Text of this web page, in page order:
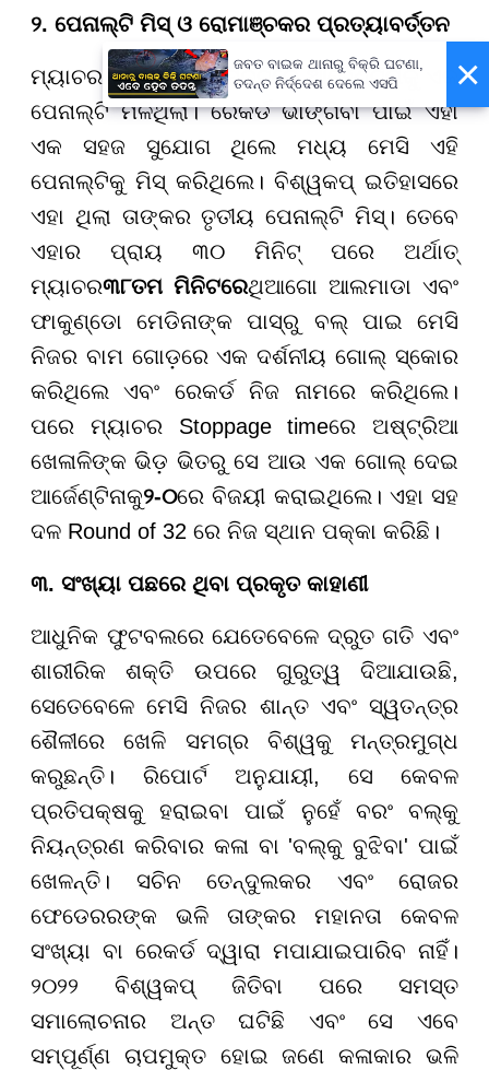
୨. ପେନାଲ୍ଟି ମିସ୍ ଓ ରୋମାଞ୍ଚକର ପ୍ରତ୍ୟାବର୍ତ୍ତନ
ମ୍ୟାଚର ମାତ୍ର ଷଷ୍ଠ ମିନିଟରେ ଆର୍ଜେଣ୍ଟିନାକୁ ଏକ
ପେନାଲ୍ଟି ମିଳିଥିଲା। ରେକର୍ଡ ଭାଙ୍ଗିବା ପାଇଁ ଏହା
ଏକ ସହଜ ସୁଯୋଗ ଥିଲେ ମଧ୍ୟ ମେସି ଏହି
ପେନାଲ୍ଟିକୁ ମିସ୍ କରିଥିଲେ। ବିଶ୍ୱକପ୍ ଇତିହାସରେ
ଏହା ଥିଲା ତାଙ୍କର ତୃତୀୟ ପେନାଲ୍ଟି ମିସ୍। ତେବେ
ଏହାର ପ୍ରାୟ ୩୦ ମିନିଟ୍ ପରେ ଅର୍ଥାତ୍
ମ୍ୟାଚର୩୮ତମ ମିନିଟରେଥିଆଗୋ ଆଲମାଡା ଏବଂ
ଫାକୁଣ୍ଡୋ ମେଡିନାଙ୍କ ପାସ୍ରୁ ବଲ୍ ପାଇ ମେସି
ନିଜର ବାମ ଗୋଡ଼ରେ ଏକ ଦର୍ଶନୀୟ ଗୋଲ୍ ସ୍କୋର
କରିଥିଲେ ଏବଂ ରେକର୍ଡ ନିଜ ନାମରେ କରିଥିଲେ।
ପରେ ମ୍ୟାଚର Stoppage timeରେ ଅଷ୍ଟ୍ରିଆ
ଖେଳାଳିଙ୍କ ଭିଡ଼ ଭିତରୁ ସେ ଆଉ ଏକ ଗୋଲ୍ ଦେଇ
ଆର୍ଜେଣ୍ଟିନାକୁ୨-୦ରେ ବିଜୟୀ କରାଇଥିଲେ। ଏହା ସହ
ଦଳ Round of 32 ରେ ନିଜ ସ୍ଥାନ ପକ୍କା କରିଛି।
୩. ସଂଖ୍ୟା ପଛରେ ଥିବା ପ୍ରକୃତ କାହାଣୀ
ଆଧୁନିକ ଫୁଟବଲରେ ଯେତେବେଳେ ଦ୍ରୁତ ଗତି ଏବଂ
ଶାରୀରିକ ଶକ୍ତି ଉପରେ ଗୁରୁତ୍ୱ ଦିଆଯାଉଛି,
ସେତେବେଳେ ମେସି ନିଜର ଶାନ୍ତ ଏବଂ ସ୍ୱତନ୍ତ୍ର
ଶୈଳୀରେ ଖେଳି ସମଗ୍ର ବିଶ୍ୱକୁ ମନ୍ତ୍ରମୁଗ୍ଧ
କରୁଛନ୍ତି। ରିପୋର୍ଟ ଅନୁଯାୟୀ, ସେ କେବଳ
ପ୍ରତିପକ୍ଷକୁ ହରାଇବା ପାଇଁ ନୁହେଁ ବରଂ ବଲ୍କୁ
ନିୟନ୍ତ୍ରଣ କରିବାର କଳା ବା 'ବଲ୍କୁ ବୁଝିବା' ପାଇଁ
ଖେଳନ୍ତି। ସଚିନ ତେନ୍ଦୁଲକର ଏବଂ ରୋଜର
ଫେଡେରରଙ୍କ ଭଳି ତାଙ୍କର ମହାନତା କେବଳ
ସଂଖ୍ୟା ବା ରେକର୍ଡ ଦ୍ୱାରା ମପାଯାଇପାରିବ ନାହିଁ।
୨୦୨୨ ବିଶ୍ୱକପ୍ ଜିତିବା ପରେ ସମସ୍ତ
ସମାଲୋଚନାର ଅନ୍ତ ଘଟିଛି ଏବଂ ସେ ଏବେ
ସମ୍ପୂର୍ଣ୍ଣ ଚାପମୁକ୍ତ ହୋଇ ଜଣେ କଳାକାର ଭଳି
×
ଜବତ ବାଇକ ଥାନାରୁ ବିକ୍ରି ଘଟଣା,
ତଦନ୍ତ ନିର୍ଦ୍ଦେଶ ଦେଲେ ଏସପି